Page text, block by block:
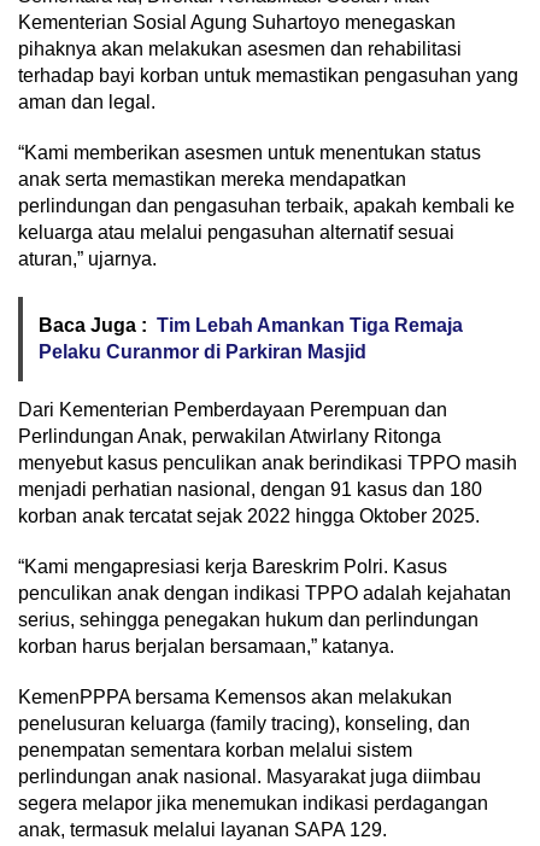
Kementerian Sosial Agung Suhartoyo menegaskan
pihaknya akan melakukan asesmen dan rehabilitasi
terhadap bayi korban untuk memastikan pengasuhan yang
aman dan legal.
“Kami memberikan asesmen untuk menentukan status
anak serta memastikan mereka mendapatkan
perlindungan dan pengasuhan terbaik, apakah kembali ke
keluarga atau melalui pengasuhan alternatif sesuai
aturan,” ujarnya.
Baca Juga : Tim Lebah Amankan Tiga Remaja
Pelaku Curanmor di Parkiran Masjid
Dari Kementerian Pemberdayaan Perempuan dan
Perlindungan Anak, perwakilan Atwirlany Ritonga
menyebut kasus penculikan anak berindikasi TPPO masih
menjadi perhatian nasional, dengan 91 kasus dan 180
korban anak tercatat sejak 2022 hingga Oktober 2025.
“Kami mengapresiasi kerja Bareskrim Polri. Kasus
penculikan anak dengan indikasi TPPO adalah kejahatan
serius, sehingga penegakan hukum dan perlindungan
korban harus berjalan bersamaan,” katanya.
KemenPPPA bersama Kemensos akan melakukan
penelusuran keluarga (family tracing), konseling, dan
penempatan sementara korban melalui sistem
perlindungan anak nasional. Masyarakat juga diimbau
segera melapor jika menemukan indikasi perdagangan
anak, termasuk melalui layanan SAPA 129.